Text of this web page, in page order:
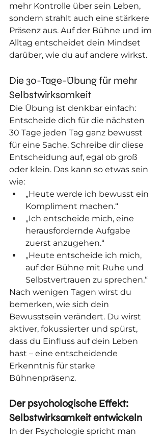
mehr Kontrolle über sein Leben,
sondern strahlt auch eine stärkere
Präsenz aus. Auf der Bühne und im
Alltag entscheidet dein Mindset
darüber, wie du auf andere wirkst.
Die 30-Tage-Übung für mehr
Selbstwirksamkeit
Die Übung ist denkbar einfach:
Entscheide dich für die nächsten
30 Tage jeden Tag ganz bewusst
für eine Sache. Schreibe dir diese
Entscheidung auf, egal ob groß
oder klein. Das kann so etwas sein
wie:
„Heute werde ich bewusst ein
Kompliment machen.“
„Ich entscheide mich, eine
herausfordernde Aufgabe
zuerst anzugehen.“
„Heute entscheide ich mich,
auf der Bühne mit Ruhe und
Selbstvertrauen zu sprechen.“
Nach wenigen Tagen wirst du
bemerken, wie sich dein
Bewusstsein verändert. Du wirst
aktiver, fokussierter und spürst,
dass du Einfluss auf dein Leben
hast – eine entscheidende
Erkenntnis für starke
Bühnenpräsenz.
Der psychologische Effekt:
Selbstwirksamkeit entwickeln
In der Psychologie spricht man